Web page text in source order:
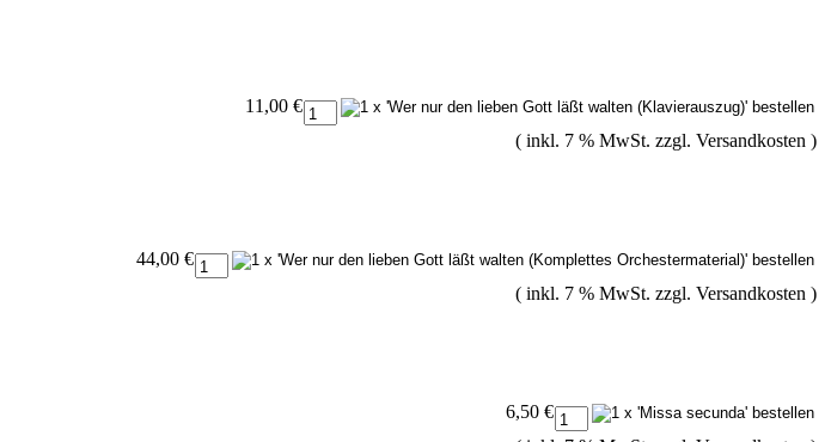
11,00 €
( inkl. 7 % MwSt. zzgl. Versandkosten )
44,00 €
( inkl. 7 % MwSt. zzgl. Versandkosten )
6,50 €